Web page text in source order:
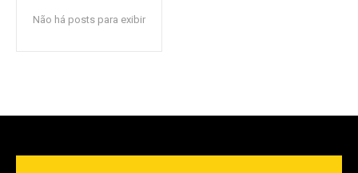
Não há posts para exibir